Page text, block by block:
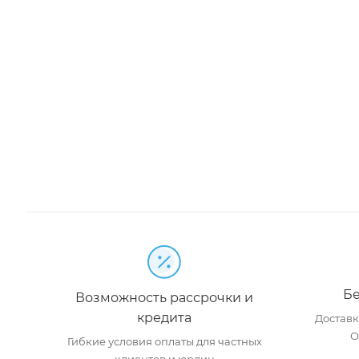
Возможность рассрочки и
кредита
Гибкие условия оплаты для частных